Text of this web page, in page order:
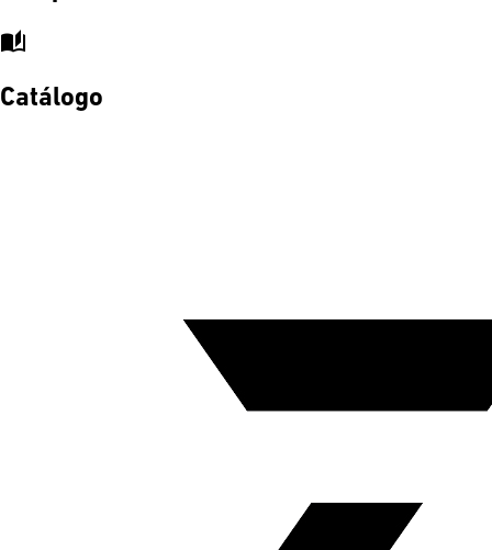
auto_stories
Catálogo